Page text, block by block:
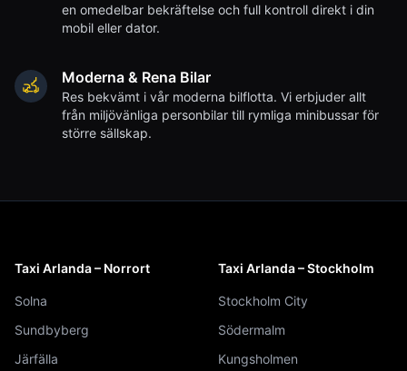
en omedelbar bekräftelse och full kontroll direkt i din
mobil eller dator.
Moderna & Rena Bilar
Res bekvämt i vår moderna bilflotta. Vi erbjuder allt
från miljövänliga personbilar till rymliga minibussar för
större sällskap.
Taxi Arlanda – Norrort
Solna
Sundbyberg
Järfälla
Taxi Arlanda – Stockholm
Stockholm City
Södermalm
Kungsholmen